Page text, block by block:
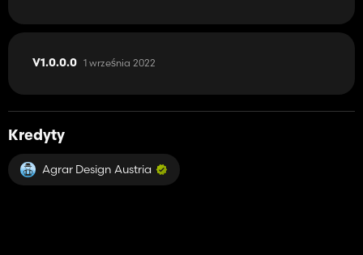
V1.0.0.0 1 września 2022
Kredyty
Agrar Design Austria